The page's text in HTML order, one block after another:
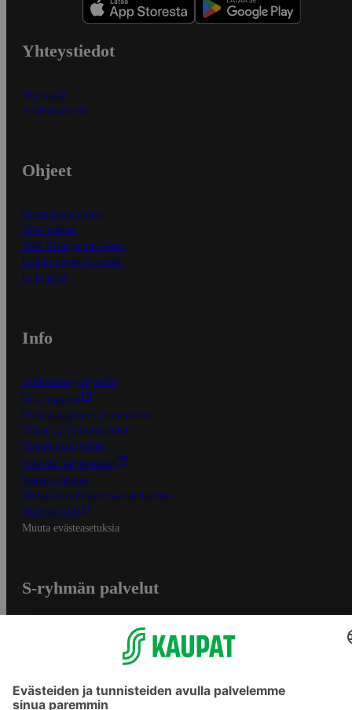
Yhteystiedot
Myymälät
Asiakaspalvelu
Ohjeet
Ensitilaajan ohjeet
Näin maksat
Näin tilaat ja muokkaat
Kaikki ohjeet ja vinkit
In English
Info
S-Business yrityksille
Oiva-raportit
Osuuskauppojen yhteystiedot
Tilaus- ja toimitusehdot
Tietosuojakäytäntö
Palvelun käyttöehdot
Saavutettavuus
Mobiilisovelluksen saavutettavuus
Mainostajalle
Muuta evästeasetuksia
S-ryhmän palvelut
Yhteishyvä Ruoka -sovellus
S-ostoslista -sovellus
Prisma.fi